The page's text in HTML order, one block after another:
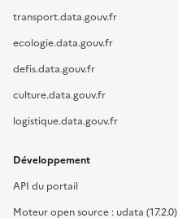
transport.data.gouv.fr
ecologie.data.gouv.fr
defis.data.gouv.fr
culture.data.gouv.fr
logistique.data.gouv.fr
Développement
API du portail
Moteur open source : udata (17.2.0)